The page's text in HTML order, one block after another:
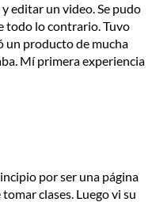
editar un video. Se pudo
todo lo contrario. Tuvo
un producto de mucha
Mí primera experiencia
por ser una página
clases. Luego vi su